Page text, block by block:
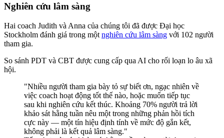
Nghiên cứu lâm sàng
Hai coach Judith và Anna của chúng tôi đã được Đại học
Stockholm đánh giá trong một nghiên cứu lâm sàng với 102 người
tham gia.
So sánh PDT và CBT được cung cấp qua AI cho rối loạn lo âu xã
hội.
"Nhiều người tham gia bày tỏ sự biết ơn, ngạc nhiên về
việc coach hoạt động tốt thế nào, hoặc muốn tiếp tục
sau khi nghiên cứu kết thúc. Khoảng 70% người trả lời
khảo sát hằng tuần nêu một trong những phản hồi tích
cực này — một tín hiệu định tính về mức độ gắn kết,
không phải là kết quả lâm sàng."